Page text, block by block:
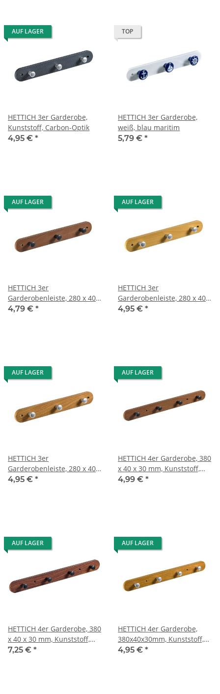
AUF LAGER
HETTICH 3er Garderobe,
Kunststoff, Carbon-Optik
4,95 € *
TOP
HETTICH 3er Garderobe,
weiß, blau maritim
5,79 € *
AUF LAGER
HETTICH 3er
Garderobenleiste, 280 x 40 x
30 mm, Kunststoff
4,79 € *
AUF LAGER
HETTICH 3er
Garderobenleiste, 280 x 40 x
30 mm, Kunststoff, Buche-
4,95 € *
AUF LAGER
HETTICH 3er
Garderobenleiste, 280 x 40 x
30 mm, Kunststoff, Eiche-
4,95 € *
AUF LAGER
HETTICH 4er Garderobe, 380
x 40 x 30 mm, Kunststoff,
Eiche rustikal Optik
4,99 € *
AUF LAGER
HETTICH 4er Garderobe, 380
x 40 x 30 mm, Kunststoff,
Mooreiche-Optik
7,25 € *
AUF LAGER
HETTICH 4er Garderobe,
380x40x30mm, Kunststoff,
Eiche-Optik
4,95 € *